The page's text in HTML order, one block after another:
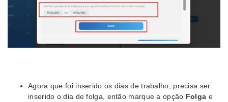
Agora que foi inserido os dias de trabalho, precisa ser
inserido o dia de folga, então marque a opção Folga e